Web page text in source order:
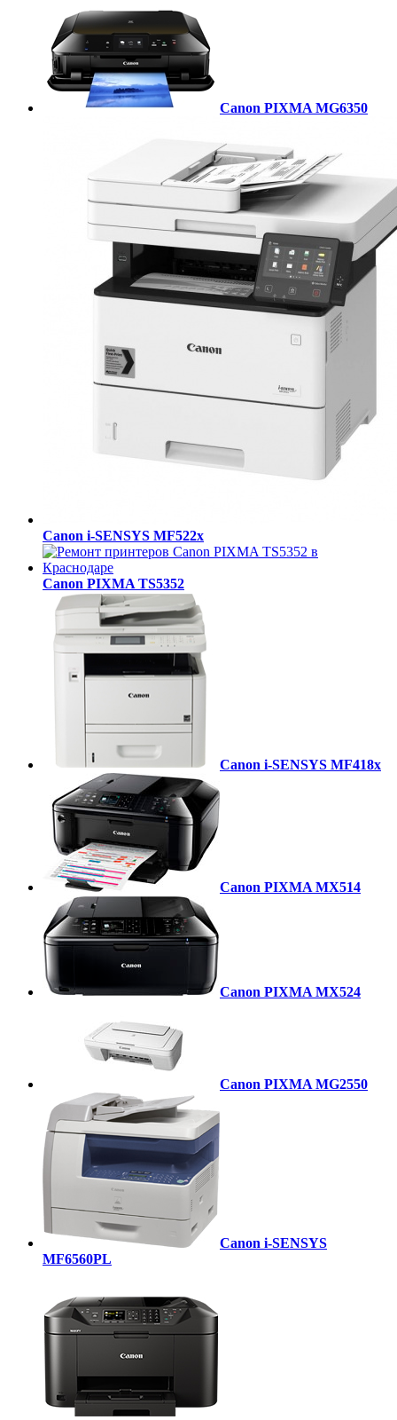
Canon PIXMA MG6350
Canon i-SENSYS MF522x
Canon PIXMA TS5352
Canon i-SENSYS MF418x
Canon PIXMA MX514
Canon PIXMA MX524
Canon PIXMA MG2550
Canon i-SENSYS
MF6560PL